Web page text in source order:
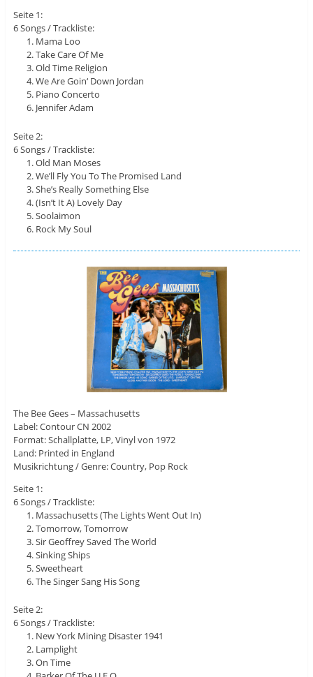
Seite 1:
6 Songs / Trackliste:
Mama Loo
Take Care Of Me
Old Time Religion
We Are Goin‘ Down Jordan
Piano Concerto
Jennifer Adam
Seite 2:
6 Songs / Trackliste:
Old Man Moses
We’ll Fly You To The Promised Land
She’s Really Something Else
(Isn’t It A) Lovely Day
Soolaimon
Rock My Soul
The Bee Gees – Massachusetts
Label: Contour CN 2002
Format: Schallplatte, LP, Vinyl von 1972
Land: Printed in England
Musikrichtung / Genre: Country, Pop Rock
Seite 1:
6 Songs / Trackliste:
Massachusetts (The Lights Went Out In)
Tomorrow, Tomorrow
Sir Geoffrey Saved The World
Sinking Ships
Sweetheart
The Singer Sang His Song
Seite 2:
6 Songs / Trackliste:
New York Mining Disaster 1941
Lamplight
On Time